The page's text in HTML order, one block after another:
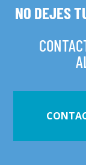
NO DEJES